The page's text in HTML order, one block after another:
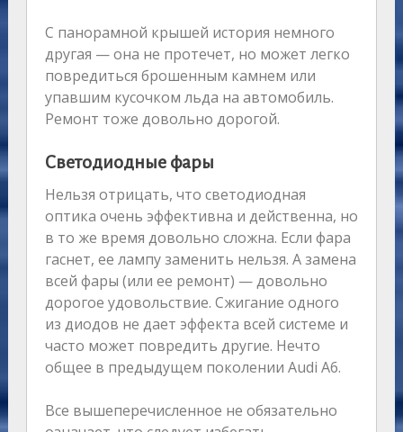
С панорамной крышей история немного
другая — она не протечет, но может легко
повредиться брошенным камнем или
упавшим кусочком льда на автомобиль.
Ремонт тоже довольно дорогой.
Светодиодные фары
Нельзя отрицать, что светодиодная
оптика очень эффективна и действенна, но
в то же время довольно сложна. Если фара
гаснет, ее лампу заменить нельзя. А замена
всей фары (или ее ремонт) — довольно
дорогое удовольствие. Сжигание одного
из диодов не дает эффекта всей системе и
часто может повредить другие. Нечто
общее в предыдущем поколении Audi A6.
Все вышеперечисленное не обязательно